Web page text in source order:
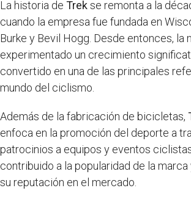
La historia de Trekse remonta a la
cuando la empresa fue fundada en
Burke y Bevil Hogg. Desde entonces, la
experimentado un crecimiento
convertido en una de las principales
mundo del ciclismo.
Además de la fabricación de bicicletas,
enfoca en la promoción del deporte a
patrocinios a equipos y eventos
contribuido a la popularidad de la
su reputación en el mercado.